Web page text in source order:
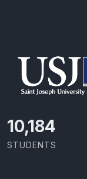
11,110
STUDENTS